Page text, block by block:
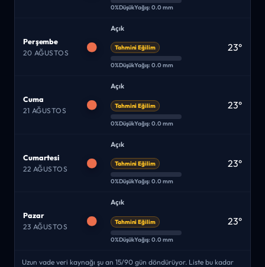
0%DüşükYağış: 0.0 mm
Perşembe
20 AĞUSTOS
Açık
Tahmini Eğilim
0%DüşükYağış: 0.0 mm
23°
Cuma
21 AĞUSTOS
Açık
Tahmini Eğilim
0%DüşükYağış: 0.0 mm
23°
Cumartesi
22 AĞUSTOS
Açık
Tahmini Eğilim
0%DüşükYağış: 0.0 mm
23°
Pazar
23 AĞUSTOS
Açık
Tahmini Eğilim
0%DüşükYağış: 0.0 mm
23°
Uzun vade veri kaynağı şu an 15/90 gün döndürüyor. Liste bu kadar